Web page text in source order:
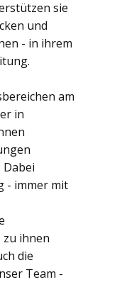
sie
und
- in ihrem
am
in
- immer mit
zu ihnen
die
Team -